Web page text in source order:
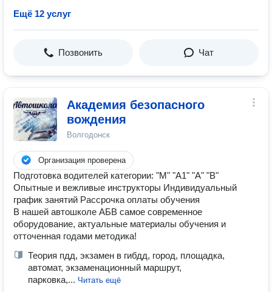
Ещё 12 услуг
Позвонить Чат
Академия безопасного
вождения
Волгодонск
Организация проверена
Подготовка водителей категории: "М" "А1" "А" "В"
Опытные и вежливые инструкторы Индивидуальный
график занятий Рассрочка оплаты обучения
В нашей автошколе АБВ самое современное
оборудование, актуальные материалы обучения и
отточенная годами методика!
Теория пдд, экзамен в гибдд, город, площадка,
автомат, экзаменационный маршрут,
парковка,... Читать ещё